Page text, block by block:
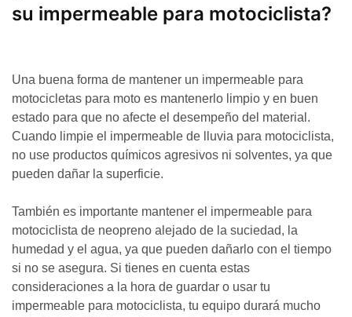
su impermeable para motociclista?
Una buena forma de mantener un impermeable para
motocicletas para moto es mantenerlo limpio y en buen
estado para que no afecte el desempeño del material.
Cuando limpie el impermeable de lluvia para motociclista,
no use productos químicos agresivos ni solventes, ya que
pueden dañar la superficie.
También es importante mantener el impermeable para
motociclista de neopreno alejado de la suciedad, la
humedad y el agua, ya que pueden dañarlo con el tiempo
si no se asegura. Si tienes en cuenta estas
consideraciones a la hora de guardar o usar tu
impermeable para motociclista, tu equipo durará mucho